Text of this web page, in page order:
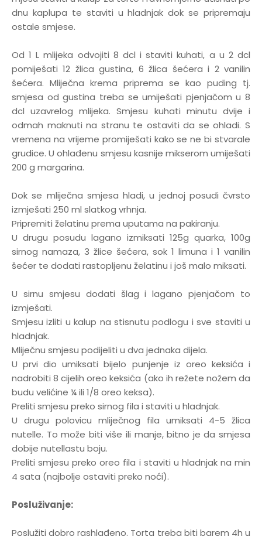
dnu kaplupa te staviti u hladnjak dok se pripremaju
ostale smjese.
Od 1 L mlijeka odvojiti 8 dcl i staviti kuhati, a u 2 dcl
pomiješati 12 žlica gustina, 6 žlica šećera i 2 vanilin
šećera. Mliječna krema priprema se kao puding tj.
smjesa od gustina treba se umiješati pjenjačom u 8
dcl uzavrelog mlijeka. Smjesu kuhati minutu dvije i
odmah maknuti na stranu te ostaviti da se ohladi. S
vremena na vrijeme promiješati kako se ne bi stvarale
grudice. U ohlađenu smjesu kasnije mikserom umiješati
200 g margarina.
Dok se mliječna smjesa hladi, u jednoj posudi čvrsto
izmješati 250 ml slatkog vrhnja.
Pripremiti želatinu prema uputama na pakiranju.
U drugu posudu lagano izmiksati 125g quarka, 100g
sirnog namaza, 3 žlice šećera, sok 1 limuna i 1 vanilin
šećer te dodati rastopljenu želatinu i još malo miksati.
U sirnu smjesu dodati šlag i lagano pjenjačom to
izmješati.
Smjesu izliti u kalup na stisnutu podlogu i sve staviti u
hladnjak.
Mliječnu smjesu podijeliti u dva jednaka dijela.
U prvi dio umiksati bijelo punjenje iz oreo keksića i
nadrobiti 8 cijelih oreo keksića (ako ih režete nožem da
budu velićine ¼ ili 1/8 oreo keksa).
Preliti smjesu preko sirnog fila i staviti u hladnjak.
U drugu polovicu mliječnog fila umiksati 4-5 žlica
nutelle. To može biti više ili manje, bitno je da smjesa
dobije nutellastu boju.
Preliti smjesu preko oreo fila i staviti u hladnjak na min
4 sata (najbolje ostaviti preko noći).
Posluživanje:
Poslužiti dobro rashlađeno. Torta treba biti barem 4h u